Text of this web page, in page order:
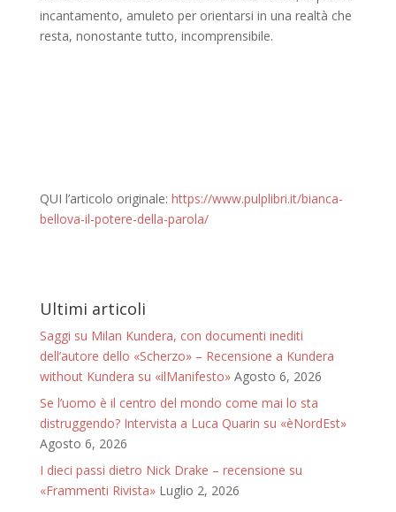
incantamento, amuleto per orientarsi in una realtà che
resta, nonostante tutto, incomprensibile.
QUI l’articolo originale: https://www.pulplibri.it/bianca-
bellova-il-potere-della-parola/
Ultimi articoli
Saggi su Milan Kundera, con documenti inediti
dell’autore dello «Scherzo» – Recensione a Kundera
without Kundera su «ilManifesto» Agosto 6, 2026
Se l’uomo è il centro del mondo come mai lo sta
distruggendo? Intervista a Luca Quarin su «èNordEst»
Agosto 6, 2026
I dieci passi dietro Nick Drake – recensione su
«Frammenti Rivista» Luglio 2, 2026